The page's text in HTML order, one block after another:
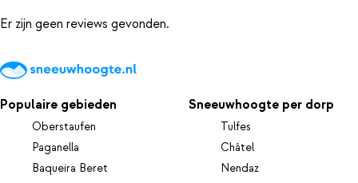
Er zijn geen reviews gevonden.
Populaire gebieden
Oberstaufen
Paganella
Baqueira Beret
Sneeuwhoogte per dorp
Tulfes
Châtel
Nendaz